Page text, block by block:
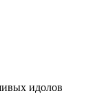
идолов